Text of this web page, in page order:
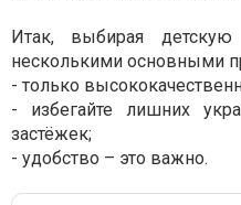
Итак, выбирая детскую
несколькими основными
- только
- избегайте лишних
застёжек;
- удобство – это важно.